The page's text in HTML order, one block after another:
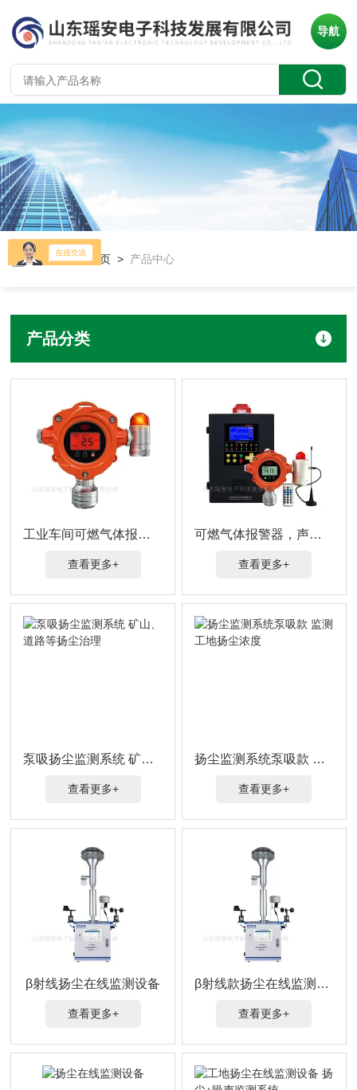
导航
当前位置：首页 > 产品中心
产品分类
工业车间可燃气体报警器
查看更多+
可燃气体报警器，声光报警
查看更多+
泵吸扬尘监测系统 矿山、道路等扬尘治理
查看更多+
扬尘监测系统泵吸款 监测工地扬尘浓度
查看更多+
β射线扬尘在线监测设备
查看更多+
β射线款扬尘在线监测设备 自动连续监测
查看更多+